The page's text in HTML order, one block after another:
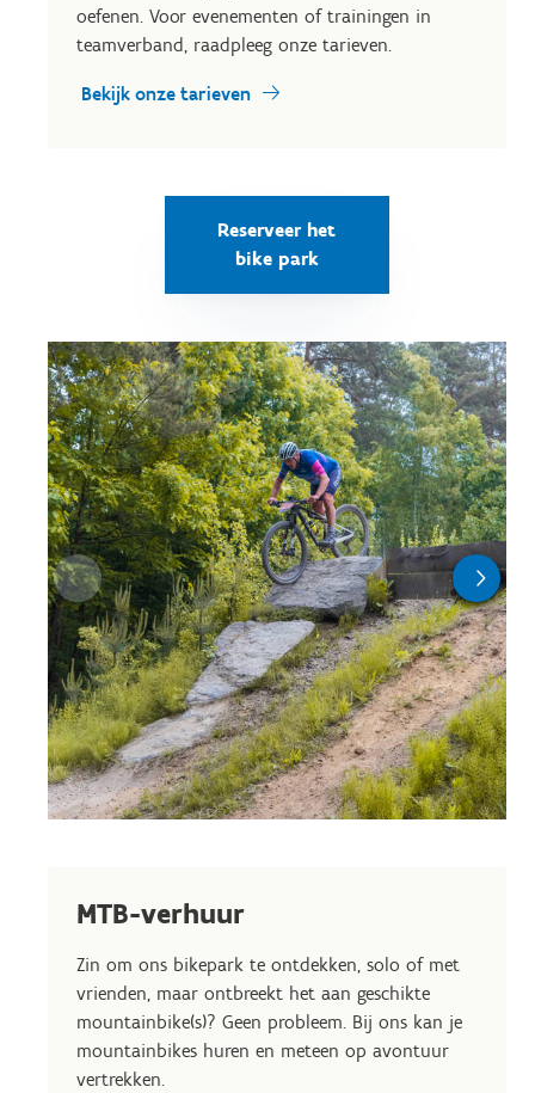
oefenen. Voor evenementen of trainingen in
teamverband, raadpleeg onze tarieven.
Bekijk onze tarieven
Reserveer het
bike park
MTB-verhuur
Zin om ons bikepark te ontdekken, solo of met
vrienden, maar ontbreekt het aan geschikte
mountainbike(s)? Geen probleem. Bij ons kan je
mountainbikes huren en meteen op avontuur
vertrekken.